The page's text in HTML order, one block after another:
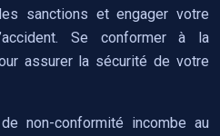
sanctions et engager votre
Se conformer à la
assurer la sécurité de votre
non-conformité incombe au